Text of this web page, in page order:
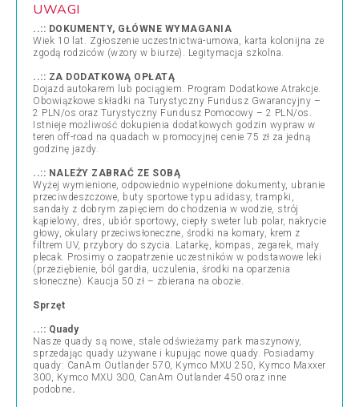
UWAGI
..:: DOKUMENTY, GŁÓWNE WYMAGANIA
Wiek 10 lat. Zgłoszenie uczestnictwa-umowa, karta kolonijna ze
zgodą rodziców (wzory w biurze). Legitymacja szkolna.
..:: ZA DODATKOWĄ OPŁATĄ
Dojazd autokarem lub pociągiem. Program Dodatkowe Atrakcje.
Obowiązkowe składki na Turystyczny Fundusz Gwarancyjny –
2 PLN/os oraz Turystyczny Fundusz Pomocowy – 2 PLN/os.
Istnieje możliwość dokupienia dodatkowych godzin wypraw w
teren off-road na quadach w promocyjnej cenie 75 zł za jedną
godzinę jazdy.
..:: NALEŻY ZABRAĆ ZE SOBĄ
Wyżej wymienione, odpowiednio wypełnione dokumenty, ubranie
przeciwdeszczowe, buty sportowe typu adidasy, trampki,
sandały z dobrym zapięciem do chodzenia w wodzie, strój
kąpielowy, dres, ubiór sportowy, ciepły sweter lub polar, nakrycie
głowy, okulary przeciwsłoneczne, środki na komary, krem z
filtrem UV, przybory do szycia. Latarkę, kompas, zegarek, mały
plecak. Prosimy o zaopatrzenie uczestników w podstawowe leki
(przeziębienie, ból gardła, uczulenia, środki na oparzenia
słoneczne). Kaucja 50 zł – zbierana na obozie.
Sprzęt
..:: Quady
Nasze quady są nowe, stale odświeżamy park maszynowy,
sprzedając quady używane i kupując nowe quady. Posiadamy
quady: CanAm Outlander 570, Kymco MXU 250, Kymco Maxxer
300, Kymco MXU 300, CanAm Outlander 450 oraz inne
podobne.